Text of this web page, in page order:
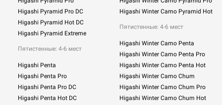
Higashi Pyramid Pro DC
Higashi Pyramid Hot DC
Higashi Pyramid Extreme
Пятистенные: 4-6 мест
Higashi Penta
Higashi Penta Pro
Higashi Penta Pro DC
Higashi Penta Hot DC
Higashi Winter Camo Pyramid Hot
Пятистенные: 4-6 мест
Higashi Winter Camo Penta
Higashi Winter Camo Penta Pro
Higashi Winter Camo Penta Hot
Higashi Winter Camo Chum
Higashi Winter Camo Chum Pro
Higashi Winter Camo Chum Hot